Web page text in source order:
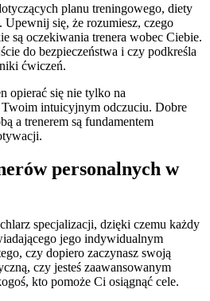
planu treningowego, diety
Upewnij się, że rozumiesz, czego
są oczekiwania trenera wobec Ciebie.
do bezpieczeństwa i czy podkreśla
ćwiczeń.
opierać się nie tylko na
intuicyjnym odczuciu. Dobre
a trenerem są fundamentem
personalnych w
specjalizacji, dzięki czemu każdy
jego indywidualnym
czy dopiero zaczynasz swoją
czy jesteś zaawansowanym
kto pomoże Ci osiągnąć cele.